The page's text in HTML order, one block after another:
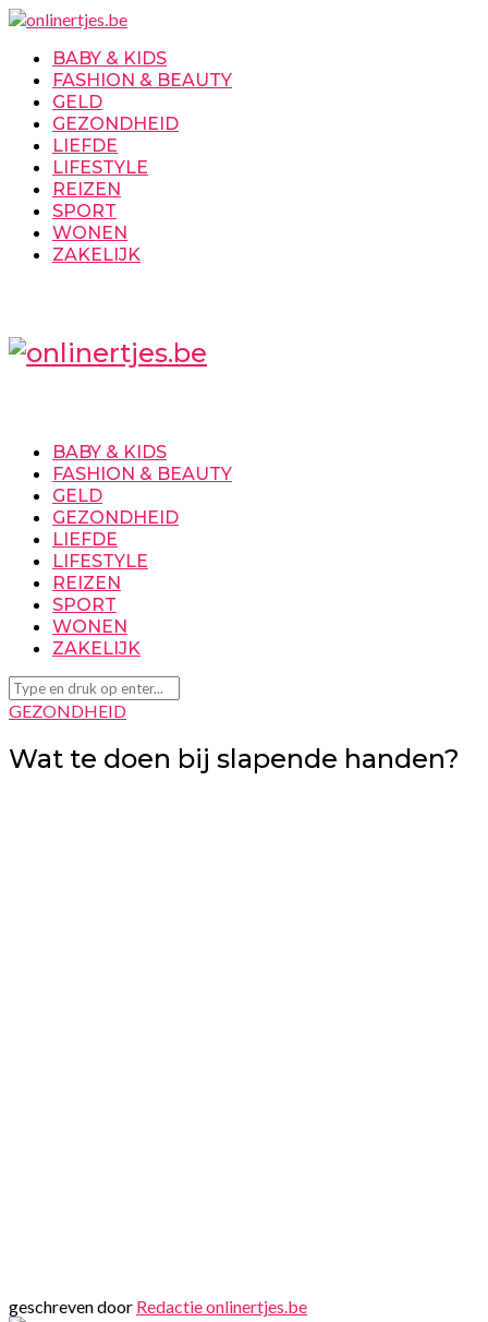
BABY & KIDS
FASHION & BEAUTY
GELD
GEZONDHEID
LIEFDE
LIFESTYLE
REIZEN
SPORT
WONEN
ZAKELIJK
BABY & KIDS
FASHION & BEAUTY
GELD
GEZONDHEID
LIEFDE
LIFESTYLE
REIZEN
SPORT
WONEN
ZAKELIJK
GEZONDHEID
Wat te doen bij slapende handen?
geschreven door Redactie onlinertjes.be